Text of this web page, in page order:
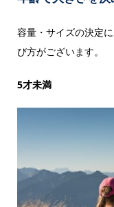
容量・サイズの決定
び方がございます。
5才未満